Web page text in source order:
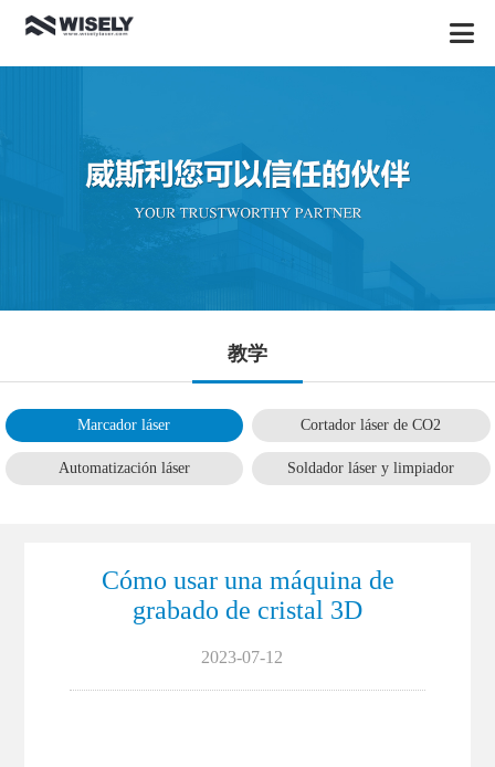
教学
Marcador láser Cortador láser de CO2
Automatización láser Soldador láser y limpiador
Cómo usar una máquina de
grabado de cristal 3D
2023-07-12